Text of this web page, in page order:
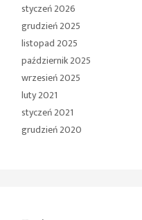
styczeń 2026
grudzień 2025
listopad 2025
październik 2025
wrzesień 2025
luty 2021
styczeń 2021
grudzień 2020